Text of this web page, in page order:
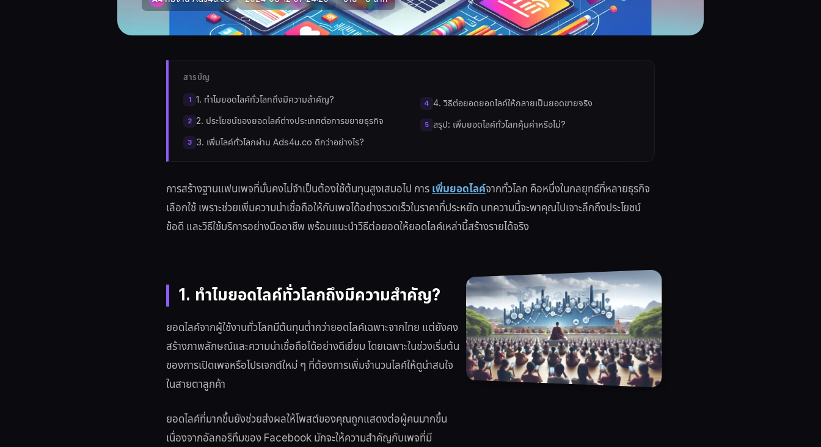
สารบัญ
1. ทำไมยอดไลค์ทั่วโลกถึงมีความสำคัญ?
2. ประโยชน์ของยอดไลค์ต่างประเทศต่อการขยายธุรกิจ
3. เพิ่มไลค์ทั่วโลกผ่าน Ads4u.co ดีกว่าอย่างไร?
4. วิธีต่อยอดยอดไลค์ให้กลายเป็นยอดขายจริง
สรุป: เพิ่มยอดไลค์ทั่วโลกคุ้มค่าหรือไม่?
การสร้างฐานแฟนเพจที่มั่นคงไม่จำเป็นต้องใช้ต้นทุนสูงเสมอไป การเพิ่มยอดไลค์จากทั่วโลก คือหนึ่งในกลยุทธ์ที่หลายธุรกิจ
เลือกใช้ เพราะช่วยเพิ่มความน่าเชื่อถือให้กับเพจได้อย่างรวดเร็วในราคาที่ประหยัด บทความนี้จะพาคุณไปเจาะลึกถึงประโยชน์
ข้อดี และวิธีใช้บริการอย่างมืออาชีพ พร้อมแนะนำวิธีต่อยอดให้ยอดไลค์เหล่านี้สร้างรายได้จริง
1. ทำไมยอดไลค์ทั่วโลกถึงมีความสำคัญ?
ยอดไลค์จากผู้ใช้งานทั่วโลกมีต้นทุนต่ำกว่ายอดไลค์เฉพาะจากไทย แต่ยังคง
สร้างภาพลักษณ์และความน่าเชื่อถือได้อย่างดีเยี่ยม โดยเฉพาะในช่วงเริ่มต้น
ของการเปิดเพจหรือโปรเจกต์ใหม่ ๆ ที่ต้องการเพิ่มจำนวนไลค์ให้ดูน่าสนใจ
ในสายตาลูกค้า
ยอดไลค์ที่มากขึ้นยังช่วยส่งผลให้โพสต์ของคุณถูกแสดงต่อผู้คนมากขึ้น
เนื่องจากอัลกอริทึมของ Facebook มักจะให้ความสำคัญกับเพจที่มี